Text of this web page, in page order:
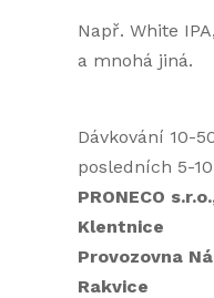
Např. White
a mnohá jiná.
Dávkování 10-
posledních 5-
PRONECO
Klentnice
Provozovna
Rakvice